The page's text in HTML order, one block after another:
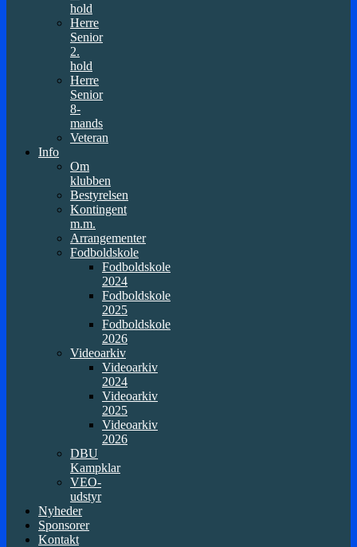
hold
Herre
Senior
2.
hold
Herre
Senior
8-
mands
Veteran
Info
Om
klubben
Bestyrelsen
Kontingent
m.m.
Arrangementer
Fodboldskole
Fodboldskole
2024
Fodboldskole
2025
Fodboldskole
2026
Videoarkiv
Videoarkiv
2024
Videoarkiv
2025
Videoarkiv
2026
DBU
Kampklar
VEO-
udstyr
Nyheder
Sponsorer
Kontakt